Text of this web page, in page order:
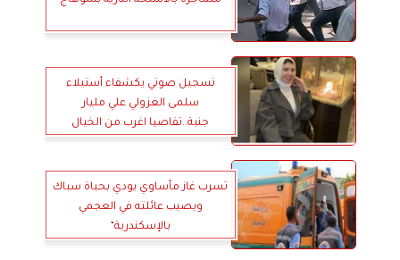
تسجيل صوتي يكشفاء أستيلاء
سلمى الغزولي علي مليار
جنية..تفاصيا اغرب من الخيال
تسرب غاز مأساوي يودي بحياة سباك
ويصيب عائلته في العجمي
بالإسكندرية”